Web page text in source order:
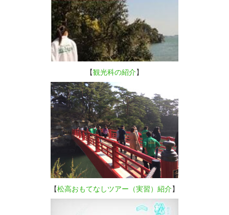
【観光科の紹介】
【松高おもてなしツアー（実習）紹介】